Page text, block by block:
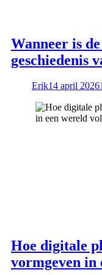
Wanneer is
geschiedenis
Erik14 april 2026
Hoe digitale
vormgeven in